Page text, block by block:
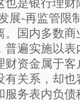
也是银行理财
展-再监管限
。国内多数
普遍实施以
财资金属于
有关系，却
服务表内负